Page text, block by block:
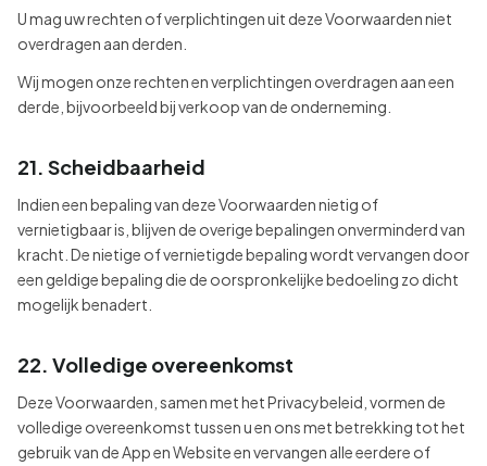
U mag uw rechten of verplichtingen uit deze Voorwaarden niet
overdragen aan derden.
Wij mogen onze rechten en verplichtingen overdragen aan een
derde, bijvoorbeeld bij verkoop van de onderneming.
21. Scheidbaarheid
Indien een bepaling van deze Voorwaarden nietig of
vernietigbaar is, blijven de overige bepalingen onverminderd van
kracht. De nietige of vernietigde bepaling wordt vervangen door
een geldige bepaling die de oorspronkelijke bedoeling zo dicht
mogelijk benadert.
22. Volledige overeenkomst
Deze Voorwaarden, samen met het Privacybeleid, vormen de
volledige overeenkomst tussen u en ons met betrekking tot het
gebruik van de App en Website en vervangen alle eerdere of